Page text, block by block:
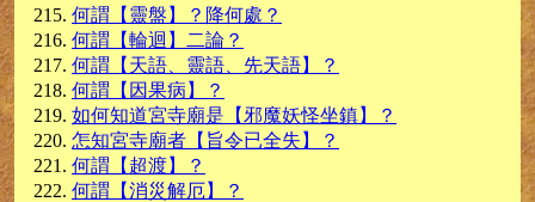
何謂【靈盤】？降何處？
何謂【輪迴】二論？
何謂【天語、靈語、先天語】？
何謂【因果病】？
如何知道宮寺廟是【邪魔妖怪坐鎮】？
怎知宮寺廟者【旨令已全失】？
何謂【超渡】？
何謂【消災解厄】？